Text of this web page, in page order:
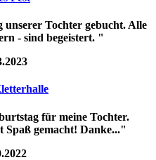
Tochter gebucht. Alle
- sind begeistert. "
für meine Tochter.
Spaß gemacht! Danke..."